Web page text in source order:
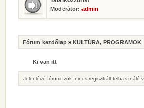
Moderátor: admin
Fórum kezdőlap » KULTÚRA, PROGRAMOK
Ki van itt
Jelenlévő fórumozók: nincs regisztrált felhasználó